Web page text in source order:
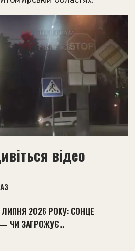
відео
ЛИПНЯ 2026 РОКУ: СОНЦЕ
ЧИ ЗАГРОЖУЄ…